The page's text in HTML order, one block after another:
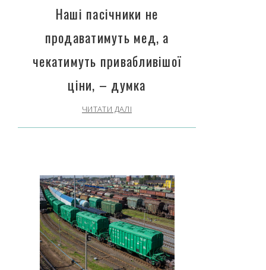
Наші пасічники не
продаватимуть мед, а
чекатимуть привабливішої
ціни, – думка
ЧИТАТИ ДАЛІ